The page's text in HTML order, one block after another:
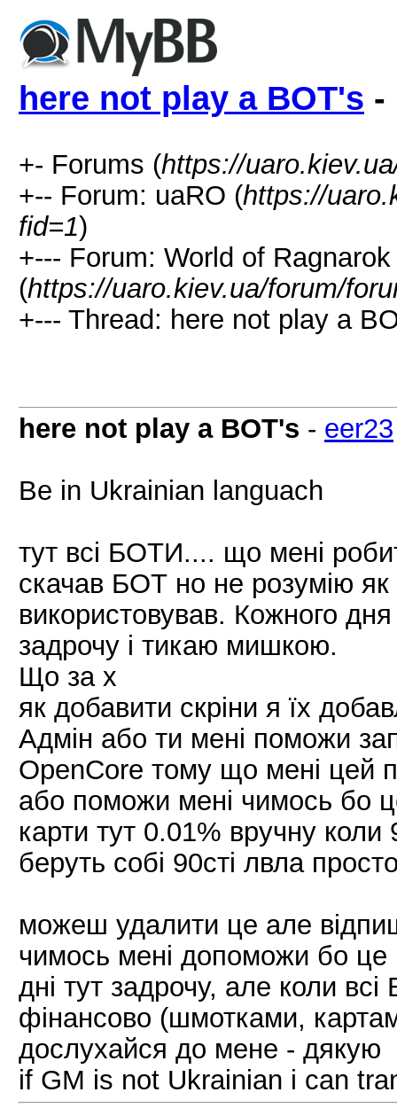
here not play a BOT's -
+- Forums (https://
+-- Forum: uaRO (https://
fid=1)
+--- Forum: World of
(https://uaro.kiev.ua/forum/
+--- Thread: here not play a
here not play a BOT's - eer23
Be in Ukrainian languach
тут всі БОТИ.... що мені
скачав БОТ но не розумію як
використовував. Кожного
задрочу і тикаю мишкою.
Що за х
як добавити скріни я їх
Адмін або ти мені поможи
OpenCore тому що мені
або поможи мені чимось бо
карти тут 0.01% вручну
беруть собі 90сті лвла
можеш удалити це але
чимось мені допоможи бо це
дні тут задрочу, але коли
фінансово (шмотками,
дослухайся до мене - дякую
if GM is not Ukrainian i can